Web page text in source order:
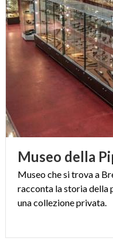
Museo della
Museo che si trova a
racconta la storia della
una collezione privata.